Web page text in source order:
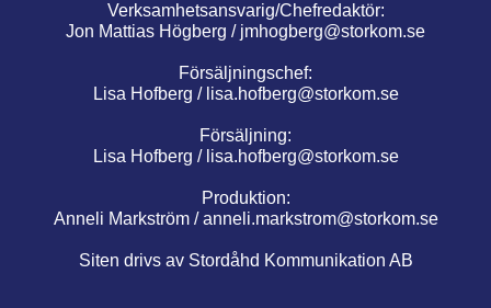
Verksamhetsansvarig/Chefredaktör:
Jon Mattias Högberg / jmhogberg@storkom.se
Försäljningschef:
Lisa Hofberg / lisa.hofberg@storkom.se
Försäljning:
Lisa Hofberg / lisa.hofberg@storkom.se
Produktion:
Anneli Markström / anneli.markstrom@storkom.se
Siten drivs av Stordåhd Kommunikation AB